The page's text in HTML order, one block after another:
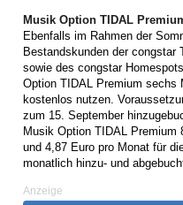
Musik Option TIDAL
Ebenfalls im Rahmen der
Bestandskunden der congstar
sowie des congstar
Option TIDAL Premium sechs
kostenlos nutzen.
zum 15. September
Musik Option TIDAL Premium
und 4,87 Euro pro Monat für
monatlich hinzu- und
Anzeige